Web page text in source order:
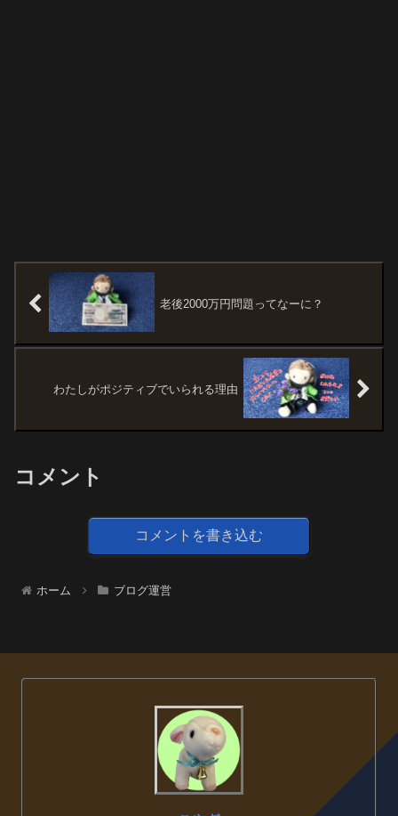
老後2000万円問題ってなーに？
わたしがポジティブでいられる理由
コメント
コメントを書き込む
ホーム ブログ運営